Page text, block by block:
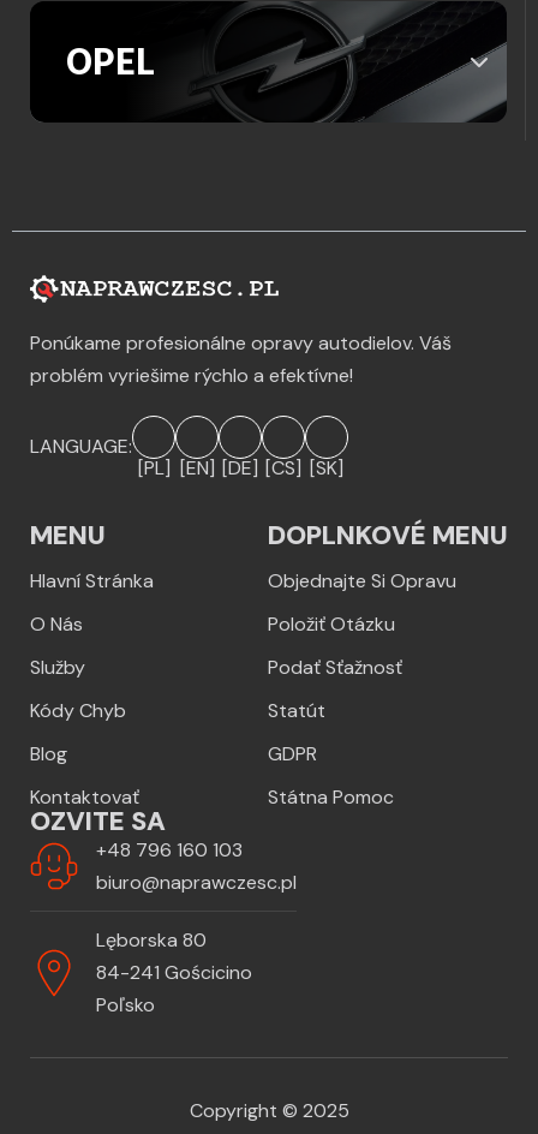
OPEL
Ponúkame profesionálne opravy autodielov. Váš
problém vyriešime rýchlo a efektívne!
LANGUAGE:
[PL] [EN] [DE] [CS] [SK]
MENU
Hlavní Stránka
O Nás
Služby
Kódy Chyb
Blog
Kontaktovať
DOPLNKOVÉ MENU
Objednajte Si Opravu
Položiť Otázku
Podať Sťažnosť
Statút
GDPR
Státna Pomoc
OZVITE SA
+48 796 160 103
biuro@naprawczesc.pl
Lęborska 80
84-241 Gościcino
Poľsko
Copyright © 2025